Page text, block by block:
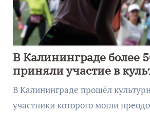
В Калининграде более
приняли участие в
забеге
В Калининграде прошёл
участники которого могли